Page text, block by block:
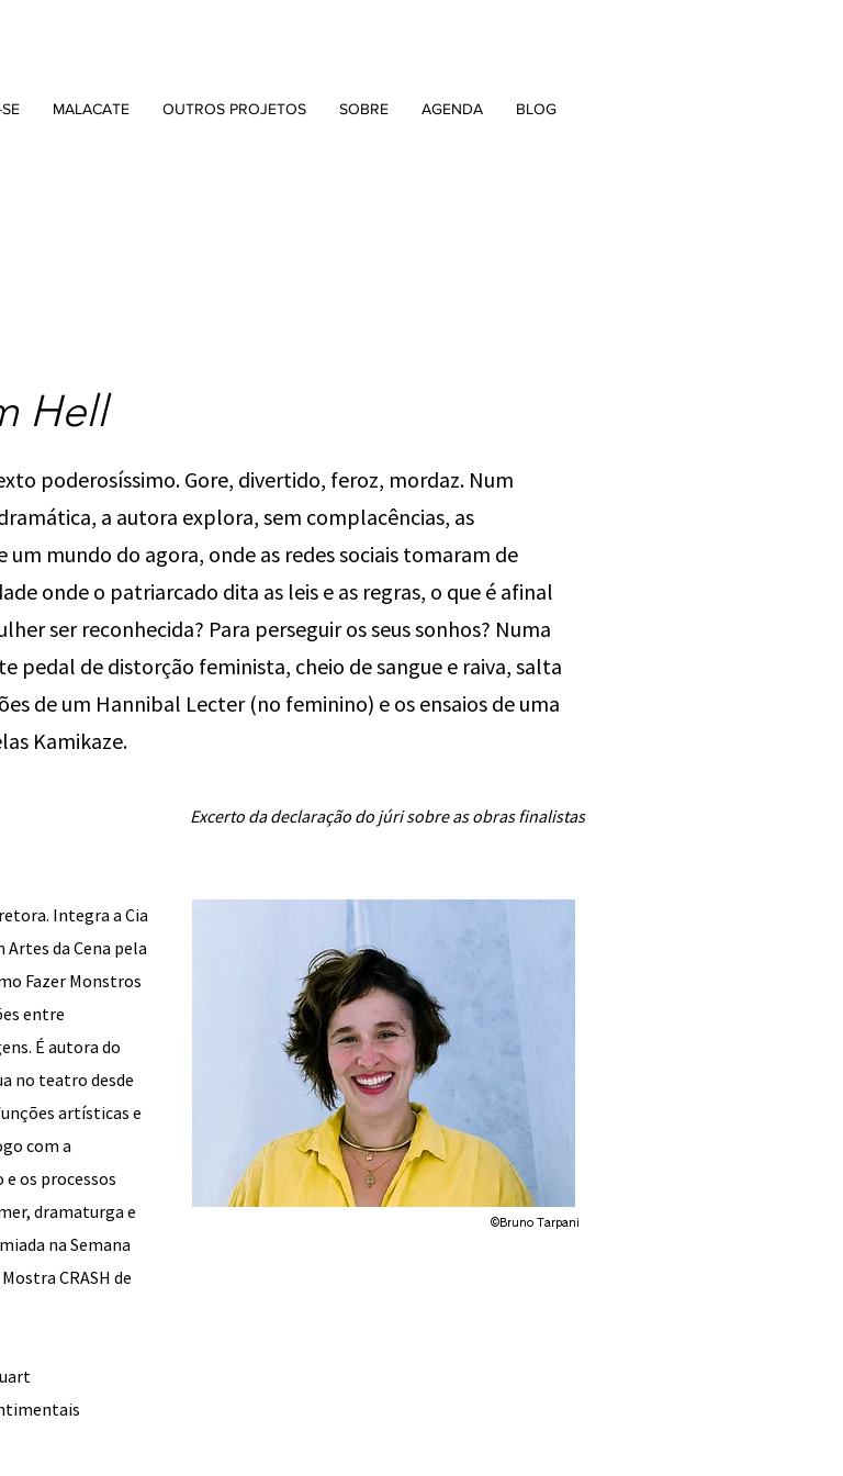
MALACATE OUTROS PROJETOS SOBRE AGENDA BLOG
Hell
poderosíssimo. Gore, divertido, feroz, mordaz. Num
a autora explora, sem complacências, as
mundo do agora, onde as redes sociais tomaram de
onde o patriarcado dita as leis e as regras, o que é afinal
ser reconhecida? Para perseguir os seus sonhos? Numa
pedal de distorção feminista, cheio de sangue e raiva, salta
de um Hannibal Lecter (no feminino) e os ensaios de uma
Kamikaze.
Excerto da declaração do júri sobre as obras finalistas
Integra a Cia
da Cena pela
Fazer Monstros
entre
É autora do
no teatro desde
artísticas e
com a
os processos
dramaturga e
na Semana
CRASH de
©Bruno Tarpani